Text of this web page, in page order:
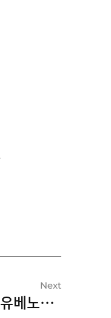
Next
유유제약, 먹는 치질치료제 ‘유유베노스민정’ 출시